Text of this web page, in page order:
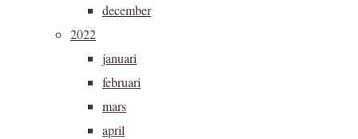
december
2022
januari
februari
mars
april